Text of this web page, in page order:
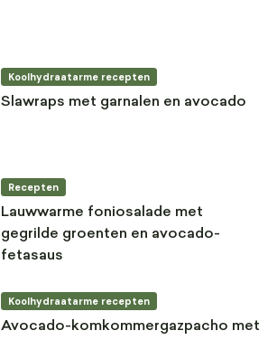
Koolhydraatarme recepten
Slawraps met garnalen en avocado
Recepten
Lauwwarme foniosalade met
gegrilde groenten en avocado-
fetasaus
Koolhydraatarme recepten
Avocado-komkommergazpacho met